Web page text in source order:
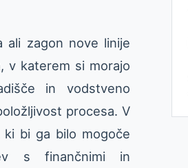
ali zagon nove linije
v katerem si morajo
in vodstveno
procesa. V
bi ga bilo mogoče
s finančnimi in